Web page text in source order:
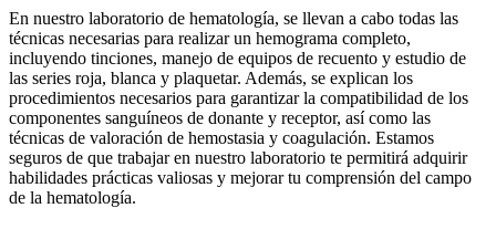
En nuestro laboratorio de hematología, se llevan a cabo todas las
técnicas necesarias para realizar un hemograma completo,
incluyendo tinciones, manejo de equipos de recuento y estudio de
las series roja, blanca y plaquetar. Además, se explican los
procedimientos necesarios para garantizar la compatibilidad de los
componentes sanguíneos de donante y receptor, así como las
técnicas de valoración de hemostasia y coagulación. Estamos
seguros de que trabajar en nuestro laboratorio te permitirá adquirir
habilidades prácticas valiosas y mejorar tu comprensión del campo
de la hematología.